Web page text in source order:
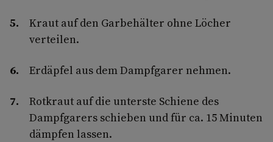
Kraut auf den Garbehälter ohne Löcher
verteilen.
Erdäpfel aus dem Dampfgarer nehmen.
Rotkraut auf die unterste Schiene des
Dampfgarers schieben und für ca. 15 Minuten
dämpfen lassen.